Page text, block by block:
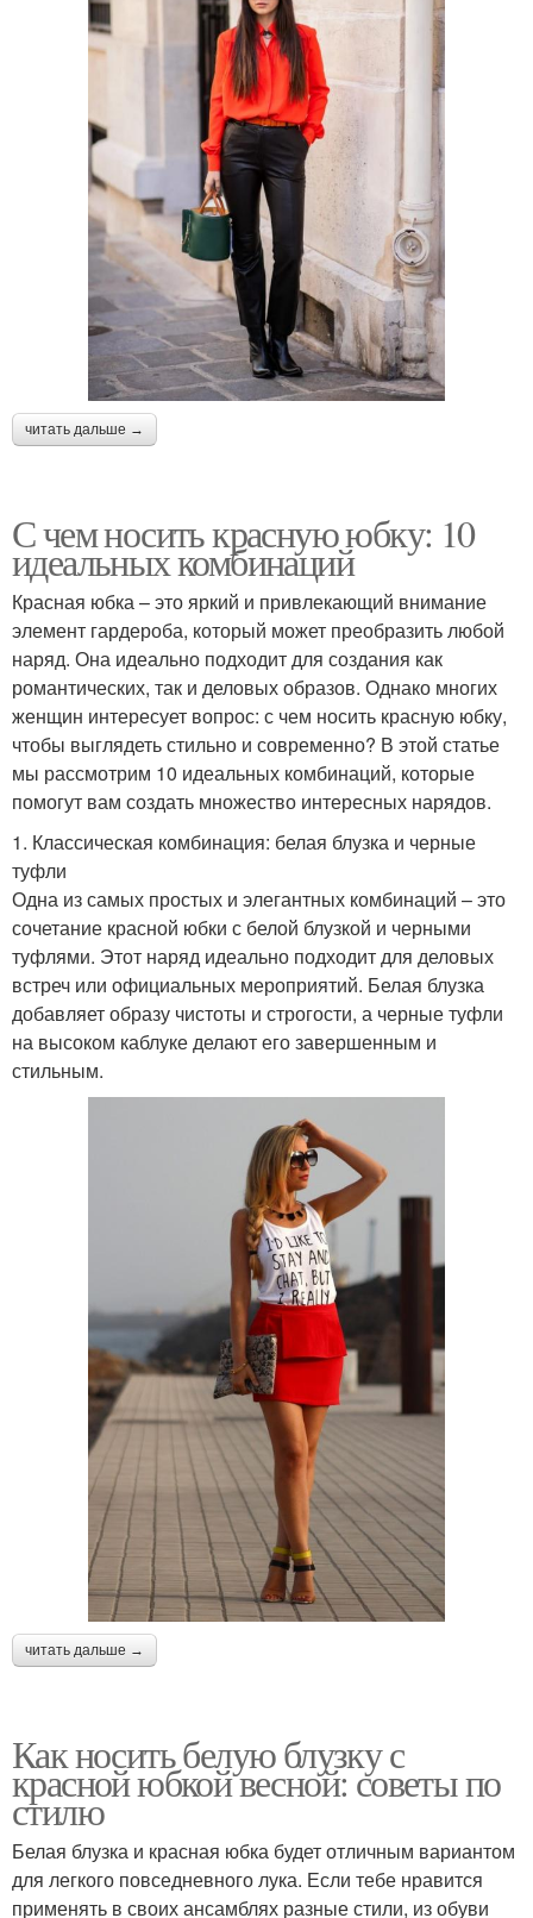
читать дальше →
С чем носить красную юбку: 10
идеальных комбинаций
Красная юбка – это яркий и привлекающий внимание
элемент гардероба, который может преобразить любой
наряд. Она идеально подходит для создания как
романтических, так и деловых образов. Однако многих
женщин интересует вопрос: с чем носить красную юбку,
чтобы выглядеть стильно и современно? В этой статье
мы рассмотрим 10 идеальных комбинаций, которые
помогут вам создать множество интересных нарядов.
1. Классическая комбинация: белая блузка и черные
туфли
Одна из самых простых и элегантных комбинаций – это
сочетание красной юбки с белой блузкой и черными
туфлями. Этот наряд идеально подходит для деловых
встреч или официальных мероприятий. Белая блузка
добавляет образу чистоты и строгости, а черные туфли
на высоком каблуке делают его завершенным и
стильным.
читать дальше →
Как носить белую блузку с
красной юбкой весной: советы по
стилю
Белая блузка и красная юбка будет отличным вариантом
для легкого повседневного лука. Если тебе нравится
применять в своих ансамблях разные стили, из обуви